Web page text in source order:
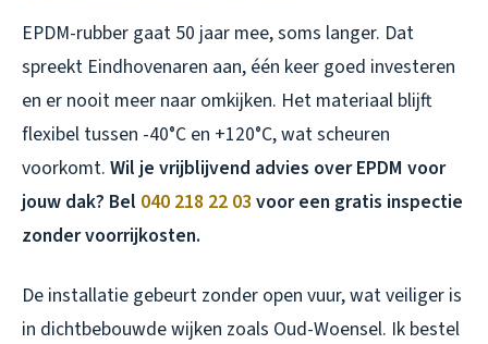
EPDM-rubber gaat 50 jaar mee, soms langer. Dat
spreekt Eindhovenaren aan, één keer goed investeren
en er nooit meer naar omkijken. Het materiaal blijft
flexibel tussen -40°C en +120°C, wat scheuren
voorkomt. Wil je vrijblijvend advies over EPDM voor
jouw dak? Bel 040 218 22 03 voor een gratis inspectie
zonder voorrijkosten.
De installatie gebeurt zonder open vuur, wat veiliger is
in dichtbebouwde wijken zoals Oud-Woensel. Ik bestel